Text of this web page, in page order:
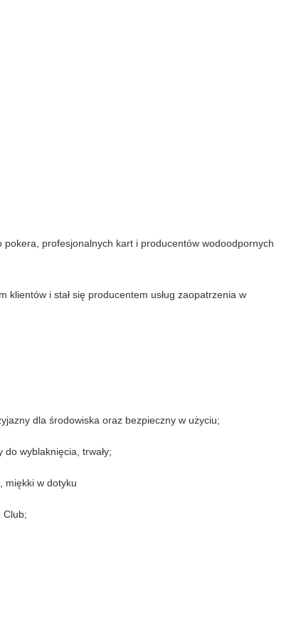
pokera, profesjonalnych kart i producentów wodoodpornych
klientów i stał się producentem usług zaopatrzenia w
dla środowiska oraz bezpieczny w użyciu;
wyblaknięcia, trwały;
miękki w dotyku
Club;